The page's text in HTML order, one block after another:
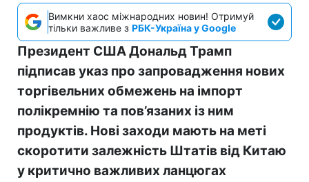
Вимкни хаос міжнародних новин! Отримуй
тільки важливе з РБК-Україна у Google
Президент США Дональд Трамп
підписав указ про запровадження нових
торгівельних обмежень на імпорт
полікремнію та пов’язаних із ним
продуктів. Нові заходи мають на меті
скоротити залежність Штатів від Китаю
у критично важливих ланцюгах